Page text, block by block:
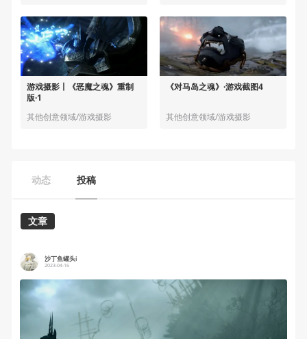
游戏摄影丨《恶魔之魂》重制
版·1
其他创意领域/游戏摄影
《对马岛之魂》·游戏截图4
其他创意领域/游戏摄影
动态 投稿
文章
沙丁鱼罐头i
2023-04-16